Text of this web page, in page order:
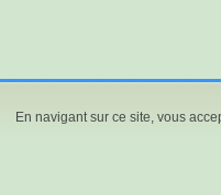
En navigant sur ce site, vous